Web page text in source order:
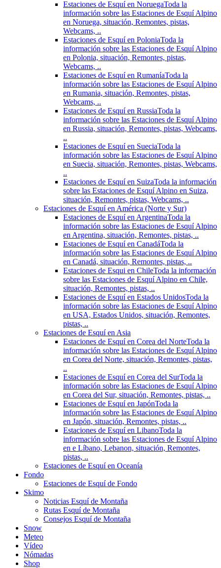
Estaciones de Esquí en NoruegaToda la
información sobre las Estaciones de Esquí Alpino
en Noruega, situación, Remontes, pistas,
Webcams, ..
Estaciones de Esquí en PoloniaToda la
información sobre las Estaciones de Esquí Alpino
en Polonia, situación, Remontes, pistas,
Webcams, ..
Estaciones de Esquí en RumaníaToda la
información sobre las Estaciones de Esquí Alpino
en Rumania, situación, Remontes, pistas,
Webcams, ..
Estaciones de Esquí en RussiaToda la
información sobre las Estaciones de Esquí Alpino
en Russia, situación, Remontes, pistas, Webcams,
..
Estaciones de Esquí en SueciaToda la
información sobre las Estaciones de Esquí Alpino
en Suecia, situación, Remontes, pistas, Webcams,
..
Estaciones de Esquí en SuizaToda la información
sobre las Estaciones de Esquí Alpino en Suiza,
situación, Remontes, pistas, Webcams, ..
Estaciones de Esquí en América (Norte y Sur)
Estaciones de Esquí en ArgentinaToda la
información sobre las Estaciones de Esquí Alpino
en Argentina, situación, Remontes, pistas, ..
Estaciones de Esquí en CanadáToda la
información sobre las Estaciones de Esquí Alpino
en Canadá, situación, Remontes, pistas, ..
Estaciones de Esqui en ChileToda la información
sobre las Estaciones de Esquí Alpino en Chile,
situación, Remontes, pistas, ..
Estaciones de Esquí en Estados UnidosToda la
información sobre las Estaciones de Esquí Alpino
en USA, Estados Unidos, situación, Remontes,
pistas, ..
Estaciones de Esquí en Asia
Estaciones de Esquí en Corea del NorteToda la
información sobre las Estaciones de Esquí Alpino
en Corea del Norte, situación, Remontes, pistas,
..
Estaciones de Esquí en Corea del SurToda la
información sobre las Estaciones de Esquí Alpino
en Corea del Sur, situación, Remontes, pistas, ..
Estaciones de Esquí en JapónToda la
información sobre las Estaciones de Esquí Alpino
en Japón, situación, Remontes, pistas, ..
Estaciones de Esquí en LibanoToda la
información sobre las Estaciones de Esquí Alpino
en e Líbano, Lebanon, situación, Remontes,
pistas, ..
Estaciones de Esquí en Oceanía
Fondo
Estaciones de Esquí de Fondo
Skimo
Noticias Esquí de Montaña
Rutas Esquí de Montaña
Consejos Esquí de Montaña
Snow
Meteo
Vídeo
Nómadas
Shop